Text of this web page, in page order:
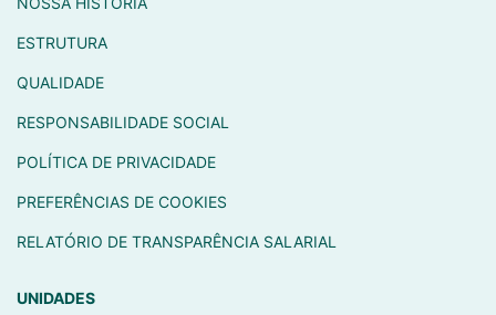
ESTRUTURA
QUALIDADE
RESPONSABILIDADE SOCIAL
POLÍTICA DE PRIVACIDADE
PREFERÊNCIAS DE COOKIES
RELATÓRIO DE TRANSPARÊNCIA SALARIAL
UNIDADES